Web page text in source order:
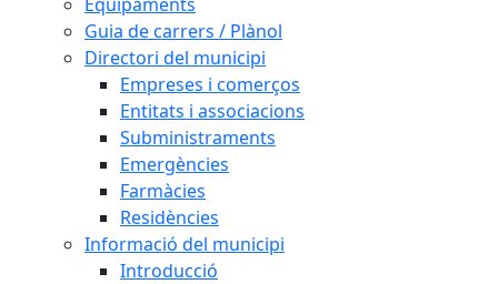
Guia de carrers / Plànol
Directori del municipi
Empreses i comerços
Entitats i associacions
Subministraments
Emergències
Farmàcies
Residències
Informació del municipi
Introducció